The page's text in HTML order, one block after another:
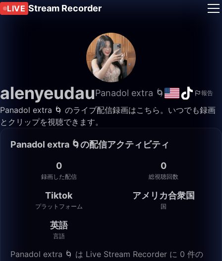
LIVE Stream Recorder
alenyeudauPanadol extra 🌀 報告
Panadol extra 🌀 のライブ配信録画はこちら。いつでも録画
とクリップを視聴できます。
Panadol extra 🌀の配信アクティビティ
0
録画した配信
0
総視聴回数
Tiktok
プラットフォーム
アメリカ合衆国
国
英語
言語
Panadol extra 🌀 は Live Stream Recorder に 0 件の